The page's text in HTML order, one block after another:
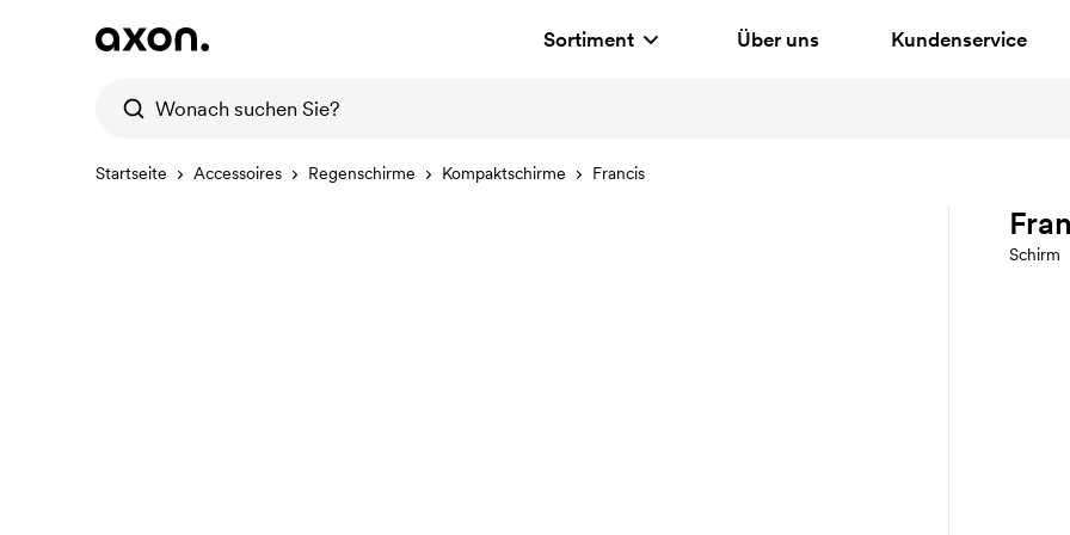
Sortiment Über uns Kundenservice
Startseite Accessoires Regenschirme Kompaktschirme Francis
Schirm